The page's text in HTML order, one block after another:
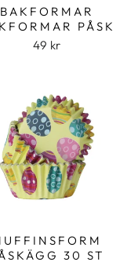
BAKFORMAR
PÅSK
49 kr
30 ST